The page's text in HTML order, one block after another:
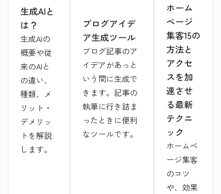
生成AIと
は？
生成AIの
概要や従
来のAIと
の違い、
種類、メ
リット・
デメリッ
トを解説
します。
ブログアイデ
ア生成ツール
ブログ記事のア
イデアがあっと
いう間に生成で
きます。記事の
執筆に行き詰ま
ったときに便利
なツールです。
ホーム
ページ
集客15の
方法と
アクセ
スを加
速させ
る最新
テクニ
ック
ホームペ
ージ集客
のコツ
や、効果